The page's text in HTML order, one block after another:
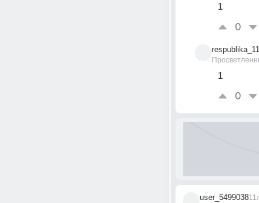
1
0
respublika_11
1
0
user_5499038